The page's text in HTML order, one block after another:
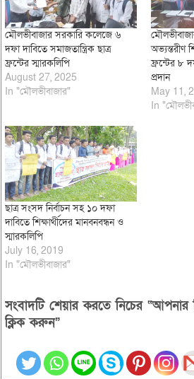
মৌলভীবাজার সরকারি কলেজে ৬
দফা দাবিতে সমাজতান্ত্রিক ছাত্র
ফ্রন্টের স্মারকলিপি
August 27, 2025
In "মৌলভীবাজার"
অভ্যন্তরীণ
ফ্রন্টের ৮
প্রদান
May 11,
In
ছাত্র সংসদ নির্বাচন সহ ১০ দফা
দাবিতে শিক্ষার্থীদের মানবনবন্ধন ও
স্মারকলিপি
July 16, 2019
In "মৌলভীবাজার"
সংবাদটি শেয়ার করতে নিচের “আপনার
ক্লিক করুন”